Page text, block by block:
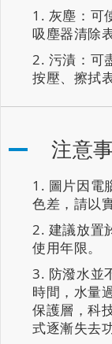
灰塵：可
吸塵器清除
污漬：可
按壓、擦拭
注意
圖片因電
色差，請以
建議放置
使用年限。
防潑水並
時間，水量
保護層，科
式逐漸失去